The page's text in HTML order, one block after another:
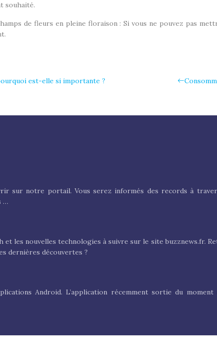
souhaité.
de fleurs en pleine floraison : Si vous ne pouvez pas
est-elle si importante ?
sur notre portail. Vous serez informés des records à
…
les nouvelles technologies à suivre sur le site buzznews.fr.
dernières découvertes ?
Android. L’application récemment sortie du